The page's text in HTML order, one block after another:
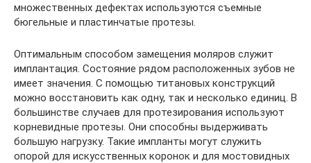
множественных дефектах используются съемные
бюгельные и пластинчатые протезы.
Оптимальным способом замещения моляров служит
имплантация. Состояние рядом расположенных зубов не
имеет значения. С помощью титановых конструкций
можно восстановить как одну, так и несколько единиц. В
большинстве случаев для протезирования используют
корневидные протезы. Они способны выдерживать
большую нагрузку. Такие импланты могут служить
опорой для искусственных коронок и для мостовидных